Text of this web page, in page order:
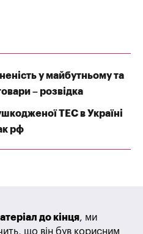
у майбутньому та
– розвідка
ТЕС в Україні
рф
до кінця, ми
що він був корисним